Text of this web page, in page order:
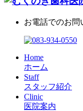
お電話でのお問
Home
ホーム
Staff
スタッフ紹介
Clinic
医院案内